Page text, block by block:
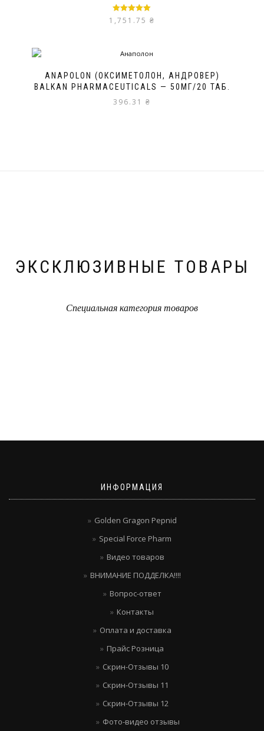
Оценка5.00
из 5
1,751.75 ₴
ANAPOLON (ОКСИМЕТОЛОН, АНДРОВЕР)
BALKAN PHARMACEUTICALS — 50МГ/20 ТАБ.
396.31 ₴
ЭКСКЛЮЗИВНЫЕ ТОВАРЫ
Специальная категория товаров
ИНФОРМАЦИЯ
Golden Gragon Pepnid
Special Force Pharm
Видео товаров
ВНИМАНИЕ ПОДДЕЛКА!!!!
Вопрос-ответ
Контакты
Оплата и доставка
Прайс Розница
Скрин-Отзывы 10
Скрин-Отзывы 11
Скрин-Отзывы 12
Фото-видео отзывы